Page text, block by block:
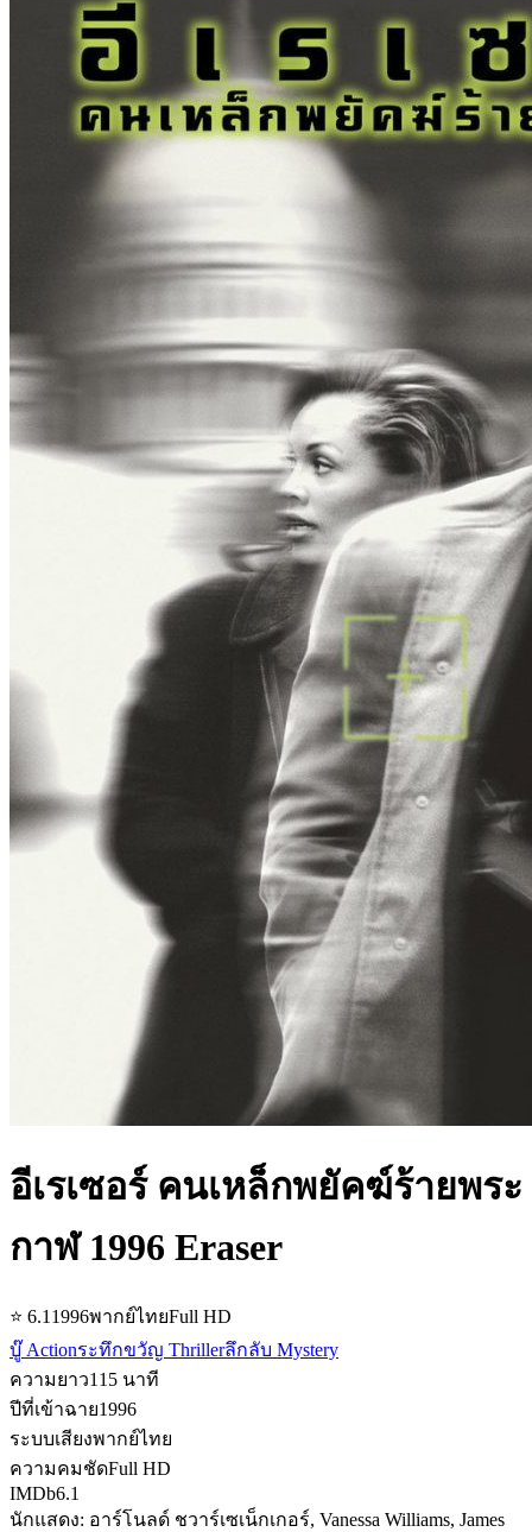
อีเรเซอร์ คนเหล็กพยัคฆ์ร้ายพระ
กาฬ 1996 Eraser
⭐ 6.11996พากย์ไทยFull HD
บู๊ Actionระทึกขวัญ Thrillerลึกลับ Mystery
ความยาว115 นาที
ปีที่เข้าฉาย1996
ระบบเสียงพากย์ไทย
ความคมชัดFull HD
IMDb6.1
นักแสดง: อาร์โนลด์ ชวาร์เซเน็กเกอร์, Vanessa Williams, James